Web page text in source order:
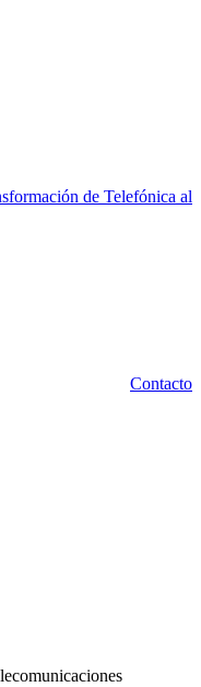
de Telefónica al
Contacto